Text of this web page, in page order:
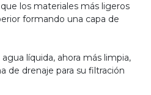
los materiales más ligeros
formando una capa de
líquida, ahora más limpia,
de drenaje para su filtración